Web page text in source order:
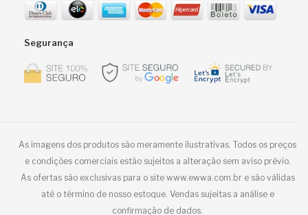
Segurança
As imagens dos produtos são meramente ilustrativas. Todos os preços
e condições comerciais estão sujeitos a alteração sem aviso prévio.
As ofertas são exclusivas para o site www.ewwa.com.br e são válidas
até o término de nosso estoque. Vendas sujeitas a análise e
confirmação de dados.